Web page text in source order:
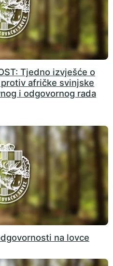
Tjedno izvješće o
afričke svinjske
i odgovornog rada
na lovce